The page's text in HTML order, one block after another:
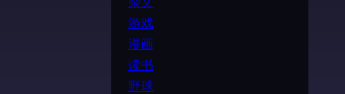
游戏
漫画
读书
野球